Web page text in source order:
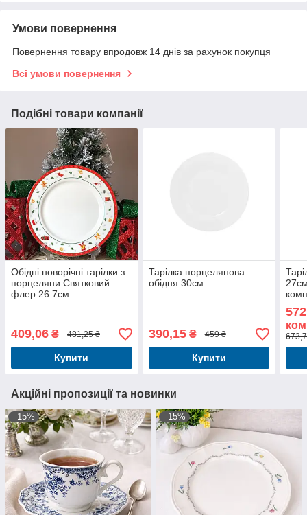
Умови повернення
Повернення товару впродовж 14 днів за рахунок покупця
Всі умови повернення
Подібні товари компанії
Обідні новорічні тарілки з
порцеляни Святковий
флер 26.7см
409,06 ₴ 481,25 ₴
Купити
Тарілка порцелянова
обідня 30см
390,15₴ 459 ₴
Купити
Акційні пропозиції та новинки
–15% –15%